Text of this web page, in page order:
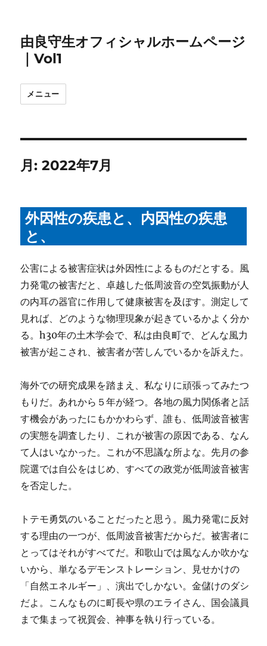
由良守生オフィシャルホームページ
｜Vol1
メニュー
月:2022年7月
外因性の疾患と、内因性の疾患
と、
公害による被害症状は外因性によるものだとする。風
力発電の被害だと、卓越した低周波音の空気振動が人
の内耳の器官に作用して健康被害を及ぼす。測定して
見れば、どのような物理現象が起きているかよく分か
る。h30年の土木学会で、私は由良町で、どんな風力
被害が起こされ、被害者が苦しんでいるかを訴えた。
海外での研究成果を踏まえ、私なりに頑張ってみたつ
もりだ。あれから５年が経つ。各地の風力関係者と話
す機会があったにもかかわらず、誰も、低周波音被害
の実態を調査したり、これが被害の原因である、なん
て人はいなかった。これが不思議な所よな。先月の参
院選では自公をはじめ、すべての政党が低周波音被害
を否定した。
トテモ勇気のいることだったと思う。風力発電に反対
する理由の一つが、低周波音被害だからだ。被害者に
とってはそれがすべてだ。和歌山では風なんか吹かな
いから、単なるデモンストレーション、見せかけの
「自然エネルギー」、演出でしかない。金儲けのダシ
だよ。こんなものに町長や県のエライさん、国会議員
まで集まって祝賀会、神事を執り行っている。